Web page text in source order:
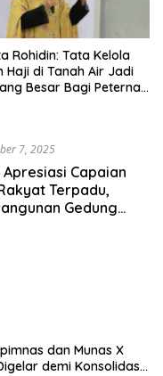
Rohidin: Tata Kelola
Haji di Tanah Air Jadi
Besar Bagi Peternak
7, 2025
Capaian
Terpadu,
Gedung
dan Munas X
demi Konsolidasi